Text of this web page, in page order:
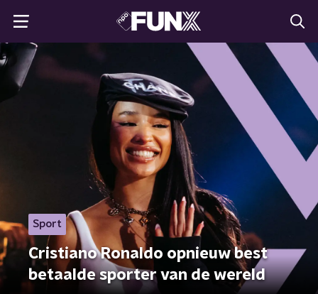
Sport
Cristiano Ronaldo opnieuw best
betaalde sporter van de wereld